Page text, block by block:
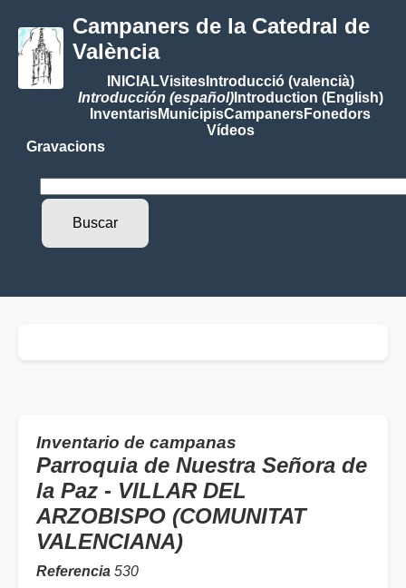
Campaners de la Catedral de
València
INICIALVisitesIntroducció (valencià)
Introducción (español)Introduction (English)
InventarisMunicipisCampanersFonedors
Vídeos
Gravacions
Inventario de campanas
Parroquia de Nuestra Señora de
la Paz - VILLAR DEL
ARZOBISPO (COMUNITAT
VALENCIANA)
Referencia 530